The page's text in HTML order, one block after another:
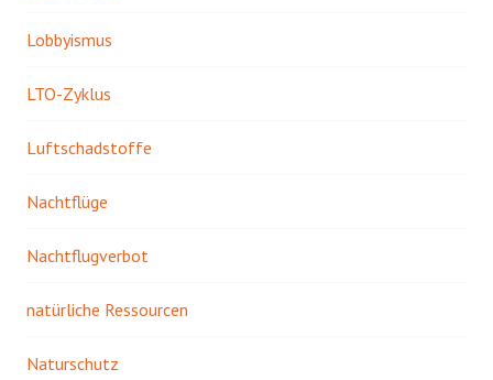
Lobbyismus
LTO-Zyklus
Luftschadstoffe
Nachtflüge
Nachtflugverbot
natürliche Ressourcen
Naturschutz